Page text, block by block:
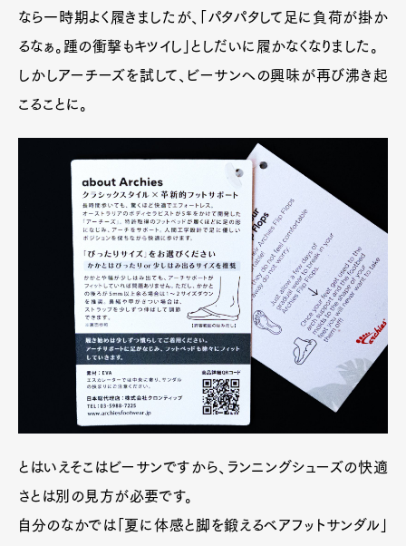
なら一時期よく履きましたが、「パタパタして足に負荷が掛か
るなぁ。踵の衝撃もキツイし」としだいに履かなくなりました。
しかしアーチーズを試して、ビーサンへの興味が再び沸き起
こることに。
とはいえそこはビーサンですから、ランニングシューズの快適
さとは別の見方が必要です。
自分のなかでは「夏に体感と脚を鍛えるベアフットサンダル」